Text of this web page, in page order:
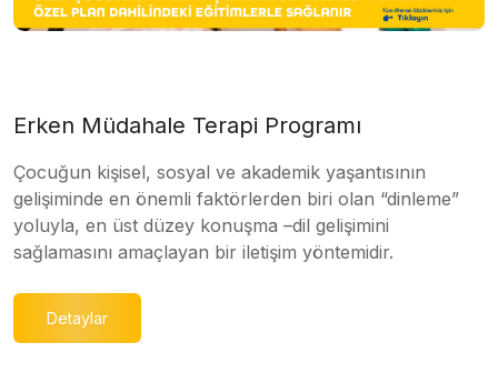
Erken Müdahale Terapi Programı
Çocuğun kişisel, sosyal ve akademik yaşantısının
gelişiminde en önemli faktörlerden biri olan “dinleme”
yoluyla, en üst düzey konuşma –dil gelişimini
sağlamasını amaçlayan bir iletişim yöntemidir.
Detaylar